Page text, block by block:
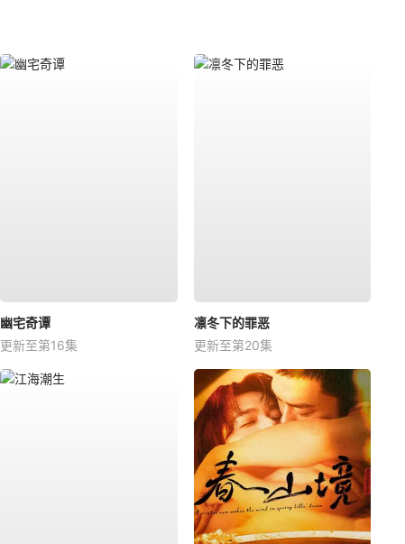
幽宅奇谭
更新至第16集
凛冬下的罪恶
更新至第20集